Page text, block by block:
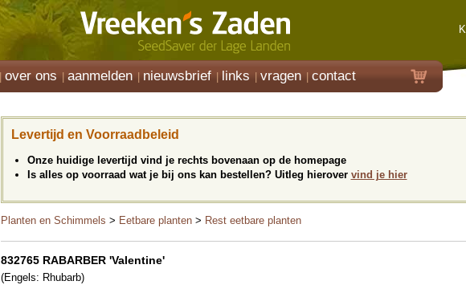
over ons aanmelden nieuwsbrief links vragen contact
Levertijd en Voorraadbeleid
Onze huidige levertijd vind je rechts bovenaan op de homepage
Is alles op voorraad wat je bij ons kan bestellen? Uitleg hierover vind je hier
Planten en Schimmels > Eetbare planten > Rest eetbare planten
832765 RABARBER 'Valentine'
(Engels: Rhubarb)